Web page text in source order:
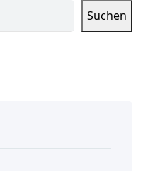
Suchen